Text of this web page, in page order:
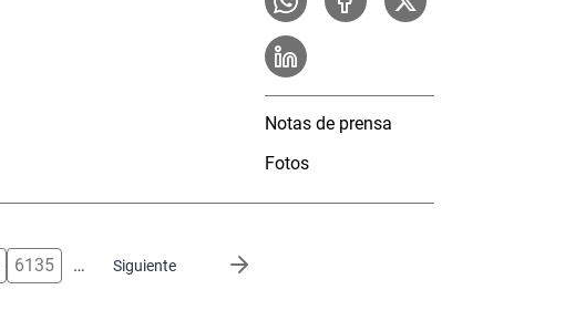
Notas de prensa
Fotos
6135 … Siguiente
Siguiente página